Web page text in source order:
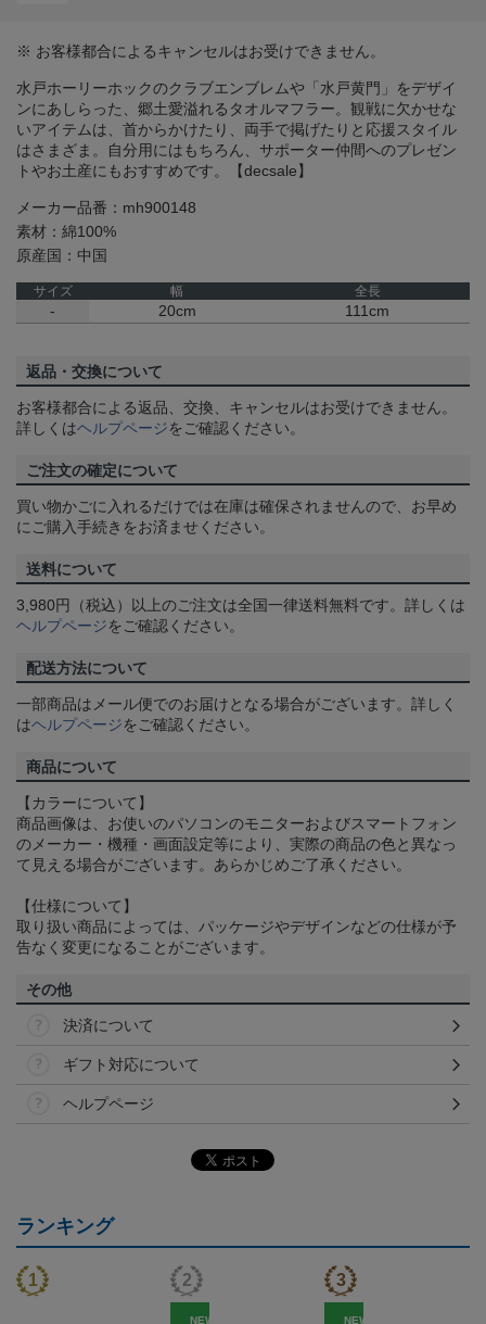
※ お客様都合によるキャンセルはお受けできません。
水戸ホーリーホックのクラブエンブレムや「水戸黄門」をデザイ
ンにあしらった、郷土愛溢れるタオルマフラー。観戦に欠かせな
いアイテムは、首からかけたり、両手で掲げたりと応援スタイル
はさまざま。自分用にはもちろん、サポーター仲間へのプレゼン
トやお土産にもおすすめです。【decsale】
メーカー品番：mh900148
素材：綿100%
原産国：中国
サイズ 幅 全長
- 20cm 111cm
返品・交換について
お客様都合による返品、交換、キャンセルはお受けできません。
詳しくはヘルプページをご確認ください。
ご注文の確定について
買い物かごに入れるだけでは在庫は確保されませんので、お早め
にご購入手続きをお済ませください。
送料について
3,980円（税込）以上のご注文は全国一律送料無料です。詳しくは
ヘルプページをご確認ください。
配送方法について
一部商品はメール便でのお届けとなる場合がございます。詳しく
はヘルプページをご確認ください。
商品について
【カラーについて】
商品画像は、お使いのパソコンのモニターおよびスマートフォン
のメーカー・機種・画面設定等により、実際の商品の色と異なっ
て見える場合がございます。あらかじめご了承ください。
【仕様について】
取り扱い商品によっては、パッケージやデザインなどの仕様が予
告なく変更になることがございます。
その他
決済について
ギフト対応について
ヘルプページ
ランキング
NEW NEW